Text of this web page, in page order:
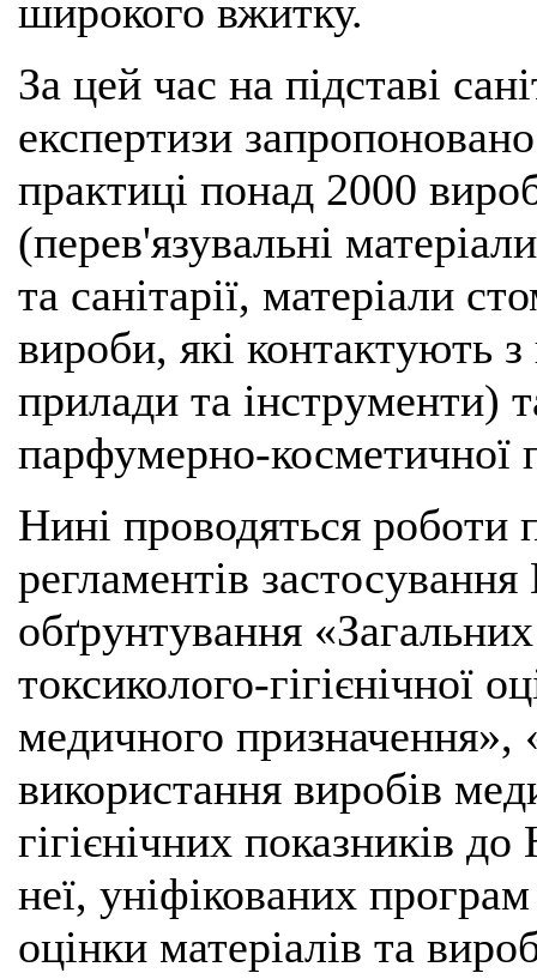
широкого вжитку.
За цей час на підставі
експертизи
практиці понад 2000
(перев'язувальні
та санітарії, матеріали
вироби, які контактують
прилади та інструменти)
парфумерно-косметичної
Нині проводяться роботи
регламентів
обґрунтування
токсиколого-гігієнічної
медичного призначення»,
використання виробів
гігієнічних показників
неї, уніфікованих програм
оцінки матеріалів та